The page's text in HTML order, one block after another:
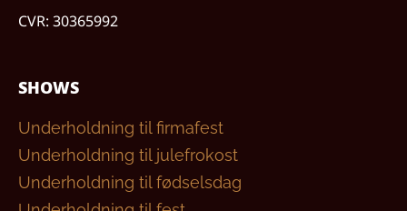
CVR: 30365992
SHOWS
Underholdning til firmafest
Underholdning til julefrokost
Underholdning til fødselsdag